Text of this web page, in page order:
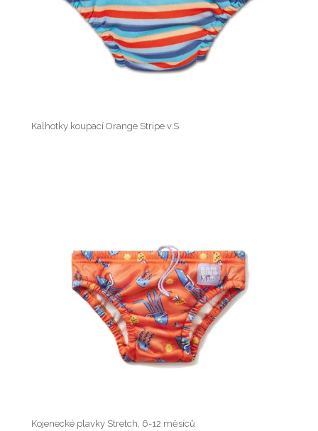
Kalhotky koupací Orange Stripe v.S
Kojenecké plavky Stretch, 6-12 měsíců